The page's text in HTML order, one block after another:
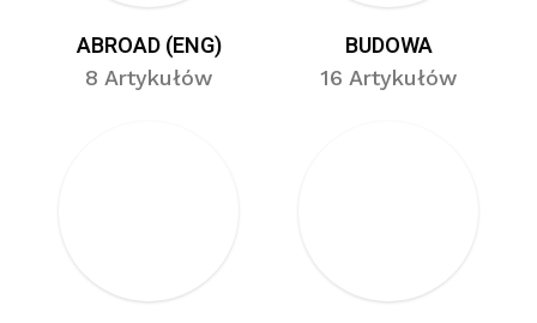
ABROAD (ENG)
8 Artykułów
BUDOWA
16 Artykułów